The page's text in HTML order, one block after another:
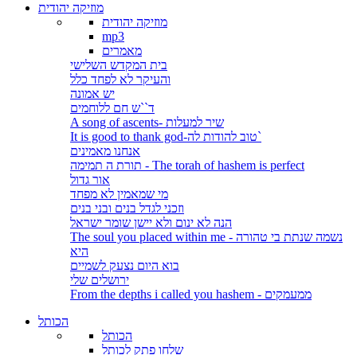
מוזיקה יהודית
מוזיקה יהודית
mp3
מאמרים
בית המקדש השלישי
והעיקר לא לפחד כלל
יש אמונה
ד``ש חם ללוחמים
A song of ascents- שיר למעלות
It is good to thank god-טוב להודות לה`
אנחנו מאמינים
תורת ה תמימה - The torah of hashem is perfect
אור גדול
מי שמאמין לא מפחד
וזכני לגדל בנים ובני בנים
הנה לא ינום ולא יישן שומר ישראל
The soul you placed within me - נשמה שנתת בי טהורה
היא
בוא היום נצעק לשמיים
ירושלים שלי
From the depths i called you hashem - ממעמקים
הכותל
הכותל
שלחו פתק לכותל